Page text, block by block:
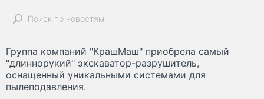
Группа компаний "КрашМаш" приобрела самый
"длиннорукий" экскаватор-разрушитель,
оснащенный уникальными системами для
пылеподавления.